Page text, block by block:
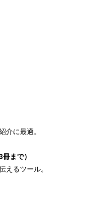
介に最適。
まで）
えるツール。